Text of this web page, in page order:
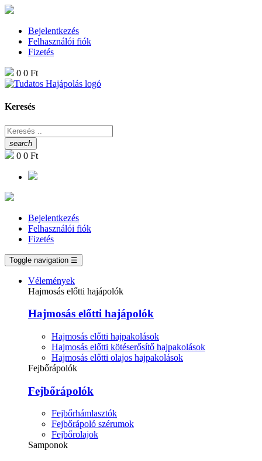
Bejelentkezés
Felhasználói fiók
Fizetés
0 0 Ft
Keresés
search
0 0 Ft
Bejelentkezés
Felhasználói fiók
Fizetés
Toggle navigation ☰
Vélemények
Hajmosás előtti hajápolók
Hajmosás előtti hajápolók
Hajmosás előtti hajpakolások
Hajmosás előtti kötéserősítő hajpakolások
Hajmosás előtti olajos hajpakolások
Fejbőrápolók
Fejbőrápolók
Fejbőrhámlasztók
Fejbőrápoló szérumok
Fejbőrolajok
Samponok